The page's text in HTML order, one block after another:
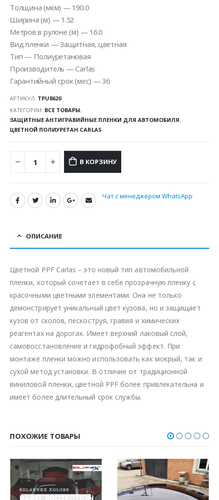
Толщина (мкм) — 190.0
Ширина (м) — 1.52
Метров в рулоне (м) — 16.0
Вид пленки — Защитная, цветная
Тип — Полиуретановая
Производитель — Carlas
Гарантийный срок (мес) — 36
АРТИКУЛ: TPU8620
КАТЕГОРИИ: ВСЕ ТОВАРЫ,
ЗАЩИТНЫЕ АНТИГРАВИЙНЫЕ ПЛЕНКИ ДЛЯ АВТОМОБИЛЯ,
ЦВЕТНОЙ ПОЛИУРЕТАН CARLAS
В КОРЗИНУ
Чат с менеджером WhatsApp
ОПИСАНИЕ
Цветной PPF Carlas – это новый тип автомобильной
пленки, который сочетает в себе прозрачную пленку с
красочными цветными элементами. Она не только
демонстрирует уникальный цвет кузова, но и защищает
кузов от сколов, пескоструя, гравия и химических
реагентах на дорогах. Имеет верхний лаковый слой,
самовосстановление и гидрофобный эффект. При
монтаже пленки можно использовать как мокрый, так и
сухой метод установки. В отличие от традиционной
виниловой пленки, цветной PPF более привлекательна и
имеет более длительный срок службы.
ПОХОЖИЕ ТОВАРЫ